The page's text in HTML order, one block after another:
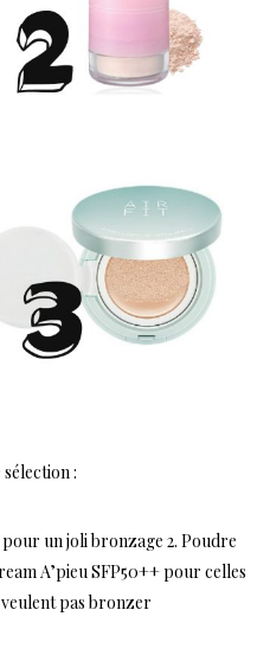
:
un joli bronzage 2. Poudre
A’pieu SFP50++ pour celles
pas bronzer